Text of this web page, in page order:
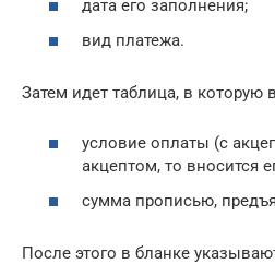
дата его заполнения;
вид платежа.
Затем идет таблица, в которую
условие оплаты (с
акцептом, то вносится
сумма прописью,
После этого в бланке